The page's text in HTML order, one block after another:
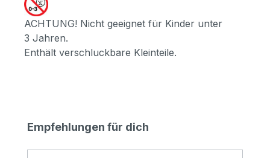
ACHTUNG! Nicht geeignet für Kinder unter
3 Jahren.
Enthält verschluckbare Kleinteile.
Produktgalerie überspringen
Empfehlungen für dich